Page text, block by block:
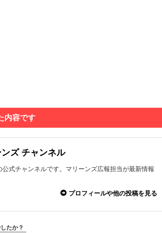
内容です
ズ チャンネル
公式チャンネルです。マリーンズ広報担当が最新情報
プロフィールや他の投稿を見る
たか？